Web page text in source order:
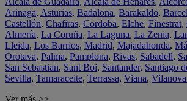
Arinaga, Asturias, Badalona, Barakaldo,
Castellón, Chafiras, Cordoba, Elche, Finestrat,
Almería, La Coruña, La Laguna, La Zenia,
Lleida, Los Barrios, Madrid, Majadahonda,
Orotava, Palma, Pamplona, Rivas, Sabadell,
San Sebastian, Sant Boi, Santander, Santiago
Sevilla, Tamaraceite, Terrassa, Viana,
Ver más >>